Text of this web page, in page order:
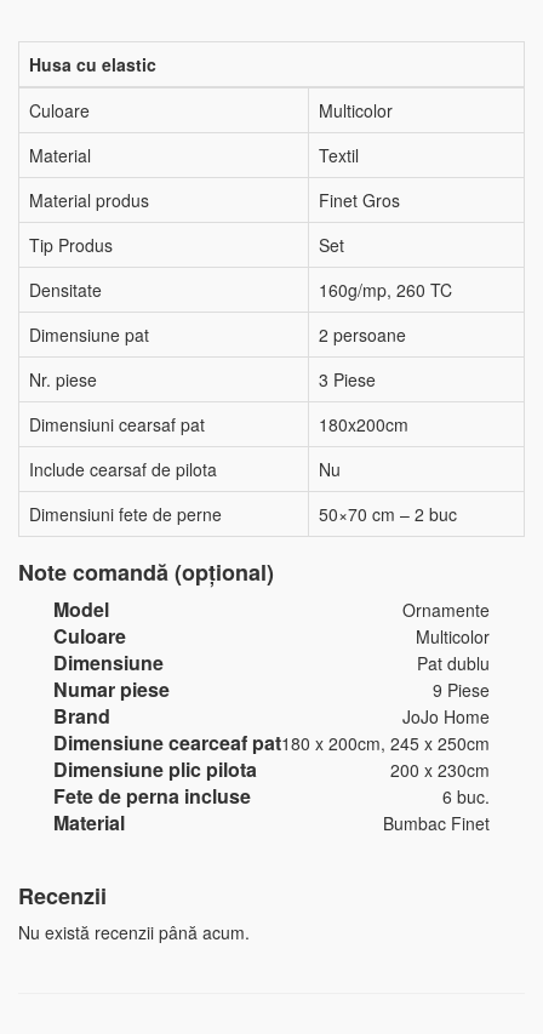
Husa cu elastic
Culoare
Multicolor
Material
Textil
Material produs
Finet Gros
Tip Produs
Set
Densitate
160g/mp, 260 TC
Dimensiune pat
2 persoane
Nr. piese
3 Piese
Dimensiuni cearsaf pat
180x200cm
Include cearsaf de pilota
Nu
Dimensiuni fete de perne
50×70 cm – 2 buc
Note comandă (opțional)
Model Ornamente
Culoare Multicolor
Dimensiune Pat dublu
Numar piese 9 Piese
Brand JoJo Home
Dimensiune cearceaf pat180 x 200cm, 245 x 250cm
Dimensiune plic pilota 200 x 230cm
Fete de perna incluse 6 buc.
Material Bumbac Finet
Recenzii
Nu există recenzii până acum.